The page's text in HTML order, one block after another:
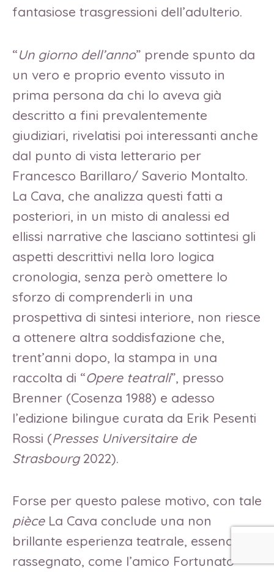
fantasiose trasgressioni dell’adulterio.
“Un giorno dell’anno” prende spunto da
un vero e proprio evento vissuto in
prima persona da chi lo aveva già
descritto a fini prevalentemente
giudiziari, rivelatisi poi interessanti anche
dal punto di vista letterario per
Francesco Barillaro/ Saverio Montalto.
La Cava, che analizza questi fatti a
posteriori, in un misto di analessi ed
ellissi narrative che lasciano sottintesi gli
aspetti descrittivi nella loro logica
cronologia, senza però omettere lo
sforzo di comprenderli in una
prospettiva di sintesi interiore, non riesce
a ottenere altra soddisfazione che,
trent’anni dopo, la stampa in una
raccolta di “Opere teatrali”, presso
Brenner (Cosenza 1988) e adesso
l’edizione bilingue curata da Erik Pesenti
Rossi (Presses Universitaire de
Strasbourg2022).
Forse per questo palese motivo, con tale
pièceLa Cava conclude una non
brillante esperienza teatrale, essendosi
rassegnato, come l’amico Fortunato